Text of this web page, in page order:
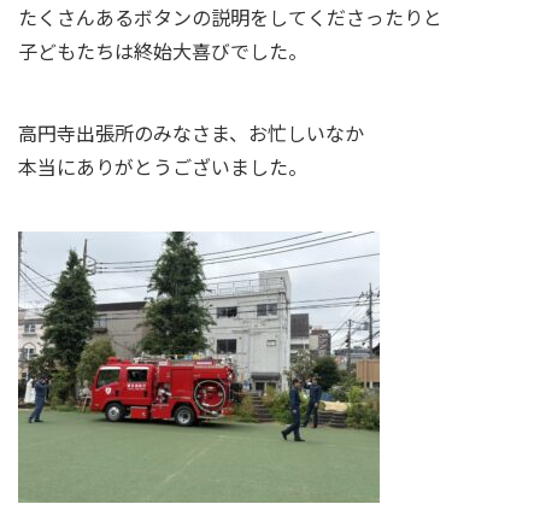
たくさんあるボタンの説明をしてくださったりと
子どもたちは終始大喜びでした。
高円寺出張所のみなさま、お忙しいなか
本当にありがとうございました。